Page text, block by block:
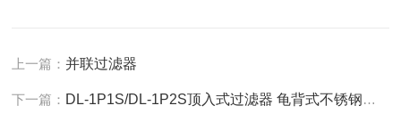
上一篇：并联过滤器
下一篇： DL-1P1S/DL-1P2S顶入式过滤器 龟背式不锈钢过滤机